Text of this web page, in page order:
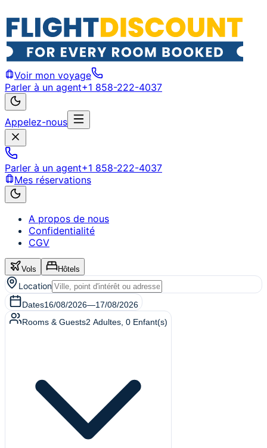
Voir mon voyage
Parler à un agent+1 858-222-4037
Appelez-nous
Parler à un agent+1 858-222-4037
Mes réservations
A propos de nous
Confidentialité
CGV
Vols Hôtels
Location
Dates16/08/2026—17/08/2026
Rooms & Guests2 Adultes 0 Enfant(s)